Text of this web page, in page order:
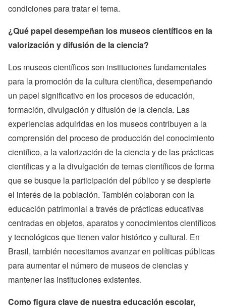
condiciones para tratar el tema.
¿Qué papel desempeñan los museos científicos en la
valorización y difusión de la ciencia?
Los museos científicos son instituciones fundamentales
para la promoción de la cultura científica, desempeñando
un papel significativo en los procesos de educación,
formación, divulgación y difusión de la ciencia. Las
experiencias adquiridas en los museos contribuyen a la
comprensión del proceso de producción del conocimiento
científico, a la valorización de la ciencia y de las prácticas
científicas y a la divulgación de temas científicos de forma
que se busque la participación del público y se despierte
el interés de la población. También colaboran con la
educación patrimonial a través de prácticas educativas
centradas en objetos, aparatos y conocimientos científicos
y tecnológicos que tienen valor histórico y cultural. En
Brasil, también necesitamos avanzar en políticas públicas
para aumentar el número de museos de ciencias y
mantener las instituciones existentes.
Como figura clave de nuestra educación escolar,